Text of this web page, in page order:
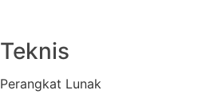
Teknis
Perangkat Lunak